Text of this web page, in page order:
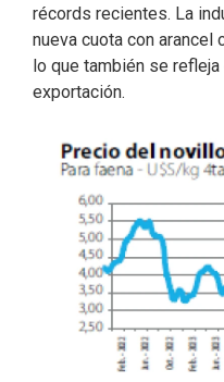
récords recientes. La
nueva cuota con arancel
lo que también se
exportación.